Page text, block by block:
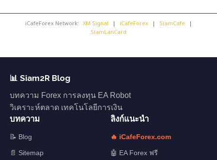
iCafeForex Network: XM Signal | iCafeForex | SiamCafe
|
SiamLanCard
📊 Siam2R Blog
บทความ Forex การลงทุน EA Robot
วิเคราะห์ตลาด เทคโนโลยีการเงิน
บทความ
📝 Blog
📄 Sitemap
ลิงก์แนะนำ
🔥 iCafeForex.com
🤖 EA Forex ฟรี